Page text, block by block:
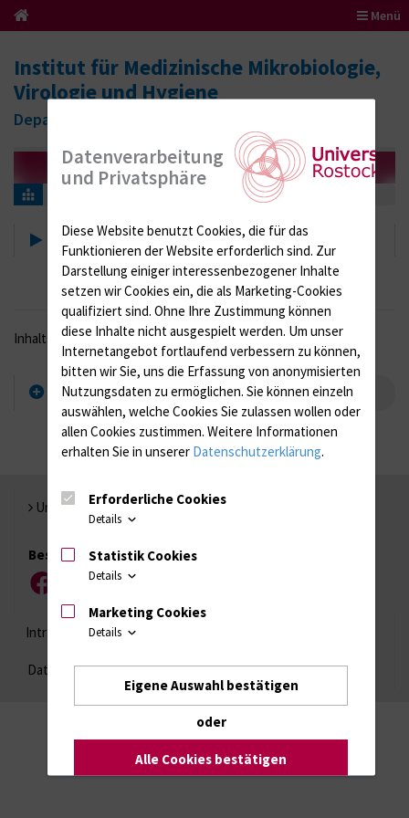
Menü
Institut für Medizinische Mikrobiologie,
Virologie und Hygiene
Department für Medizinische Labordiagnostik
blind_Forschung_unten
blind_Forschung_unten
Inhaltsverzeichnis
Forschung
Universität Rostock
Besuchen Sie uns
Facebook
Intranet Login (für Studenten)
Datenschutzhinweise Barrierefreiheit
Datenverarbeitung
und Privatsphäre
Diese Website benutzt Cookies, die für das
Funktionieren der Website erforderlich sind. Zur
Darstellung einiger interessenbezogener Inhalte
setzen wir Cookies ein, die als Marketing-Cookies
qualifiziert sind. Ohne Ihre Zustimmung können
diese Inhalte nicht ausgespielt werden. Um unser
Internetangebot fortlaufend verbessern zu können,
bitten wir Sie, uns die Erfassung von anonymisierten
Nutzungsdaten zu ermöglichen. Sie können einzeln
auswählen, welche Cookies Sie zulassen wollen oder
allen Cookies zustimmen. Weitere Informationen
erhalten Sie in unserer Datenschutzerklärung.
Erforderliche Cookies
Details
Statistik Cookies
Details
Marketing Cookies
Details
Eigene Auswahl bestätigen
oder
Alle Cookies bestätigen